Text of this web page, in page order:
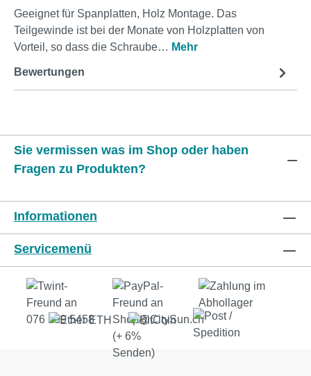
Geeignet für Spanplatten, Holz Montage. Das
Teilgewinde ist bei der Monate von Holzplatten von
Vorteil, so dass die Schraube… Mehr
Bewertungen
Sie vermissen was im Shop oder haben
Fragen zu Produkten?
Informationen
Servicemenü